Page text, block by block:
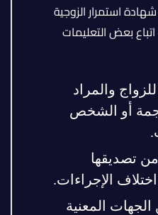
استمرار الزوجية
بعض التعليمات
والمراد
أو الشخص
من تصديقها
الإجراءات.
الجهات المعنية